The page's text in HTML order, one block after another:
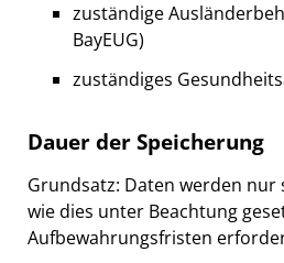
zuständige
BayEUG)
zuständiges
Dauer der Speicherung
Grundsatz: Daten werden nur
wie dies unter Beachtung
Aufbewahrungsfristen